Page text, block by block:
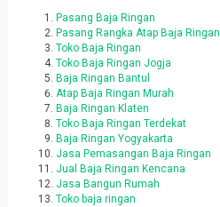
Pasang Baja Ringan
Pasang Rangka Atap Baja Ringan
Toko Baja Ringan
Toko Baja Ringan Jogja
Baja Ringan Bantul
Atap Baja Ringan Murah
Baja Ringan Klaten
Toko Baja Ringan Terdekat
Baja Ringan Yogyakarta
Jasa Pemasangan Baja Ringan
Jual Baja Ringan Kencana
Jasa Bangun Rumah
Toko baja ringan